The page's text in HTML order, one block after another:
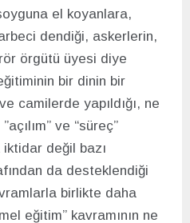
el koyanlara,
dendiği, askerlerin,
örgütü üyesi diye
bir dinin bir
camilerde yapıldığı, ne
ve “süreç”
iktidar değil bazı
da desteklendiği
birlikte daha
eğitim” kavramının ne